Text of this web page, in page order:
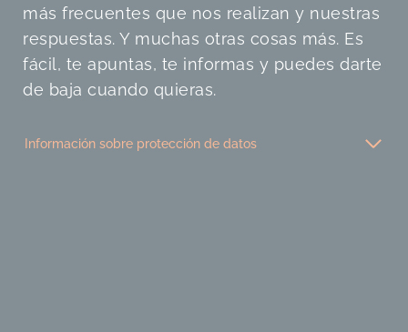
más frecuentes que nos realizan y nuestras
respuestas. Y muchas otras cosas más. Es
fácil, te apuntas, te informas y puedes darte
de baja cuando quieras.
Información sobre protección de datos